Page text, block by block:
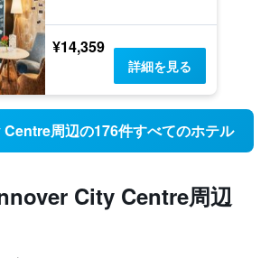
¥14,359
詳細を見る
周辺の176件すべてのホテル
City Centre周辺